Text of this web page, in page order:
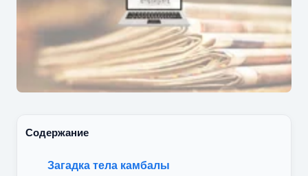
Содержание
Загадка тела камбалы